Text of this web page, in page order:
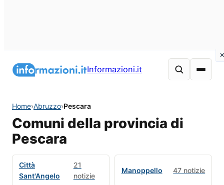
Informazioni.it
Home›Abruzzo›Pescara
Comuni della provincia di
Pescara
Città
Sant'Angelo
21
notizie
Manoppello 47 notizie